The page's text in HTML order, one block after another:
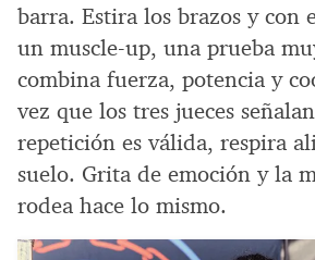
barra. Estira los brazos y con
un muscle-up, una prueba
combina fuerza, potencia y
vez que los tres jueces
repetición es válida, respira
suelo. Grita de emoción y la
rodea hace lo mismo.